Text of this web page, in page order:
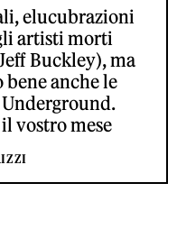
elucubrazioni
artisti morti
Buckley), ma
anche le
vostro mese